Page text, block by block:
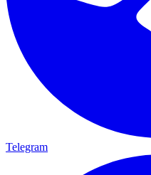
Telegram